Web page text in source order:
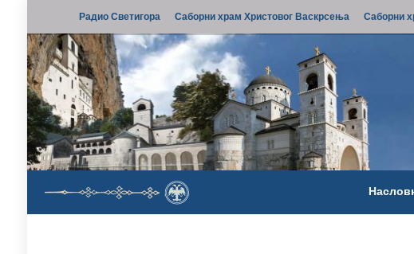
Радио Светигора Саборни храм Христовог Васкрсења Саборни